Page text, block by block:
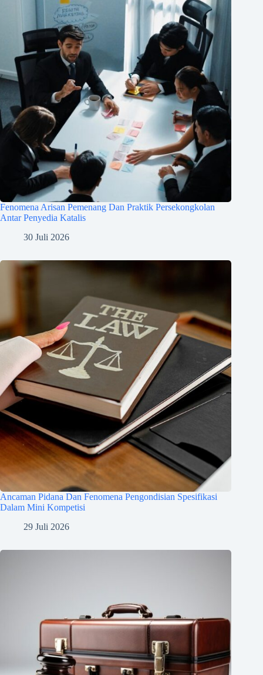
Fenomena Arisan Pemenang Dan Praktik Persekongkolan
Antar Penyedia Katalis
30 Juli 2026
Ancaman Pidana Dan Fenomena Pengondisian Spesifikasi
Dalam Mini Kompetisi
29 Juli 2026